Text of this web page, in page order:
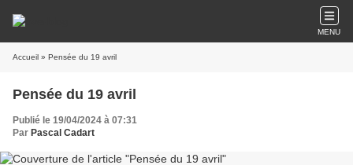
MENU
Accueil » Pensée du 19 avril
Pensée du 19 avril
Publié le 19/04/2024 à 07:31
Par Pascal Cadart